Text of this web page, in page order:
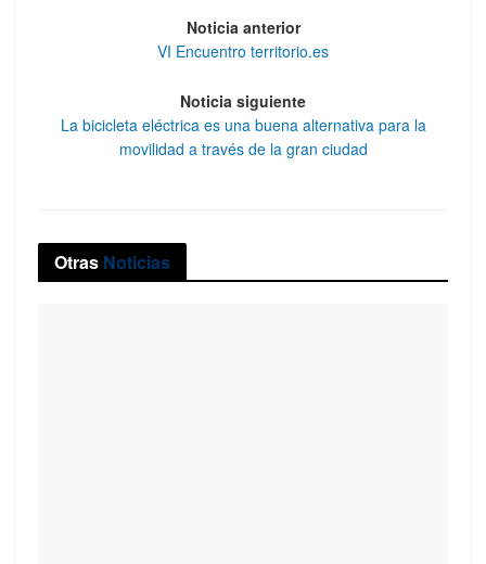
Noticia anterior
VI Encuentro territorio.es
Noticia siguiente
La bicicleta eléctrica es una buena alternativa para la
movilidad a través de la gran ciudad
Otras Noticias